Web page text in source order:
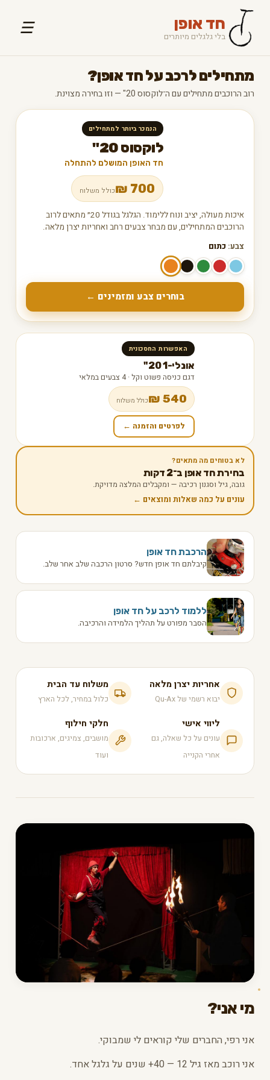
חד אופן
בלי גלגלים מיותרים ☰
מתחילים לרכב על חד אופן?
רוב הרוכבים מתחילים עם ה־לוקסוס 20" — וזו בחירה מצוינת.
הנמכר ביותר למתחילים
לוקסוס 20"
חד האופן המושלם להתחלה
700
₪כולל משלוח
איכות מעולה, יציב ונוח ללימוד. הגלגל בגודל 20״ מתאים לרוב
הרוכבים המתחילים, עם מבחר צבעים רחב ואחריות יצרן מלאה.
צבע: כתום
בוחרים צבע ומזמינים ←
האפשרות החסכונית
אונלי-1 20"
דגם כניסה פשוט וקל · 4 צבעים במלאי
540 ₪ כולל משלוח
לפרטים והזמנה ←
לא בטוחים מה מתאים?
בחירת חד אופן ב־2 דקות
גובה, גיל וסגנון רכיבה — ומקבלים המלצה מדויקת.
עונים על כמה שאלות ומוצאים ←
הרכבת חד אופן
קיבלתם חד אופן חדש? סרטון הרכבה שלב אחר שלב.
ללמוד לרכב על חד אופן
הסבר מפורט על תהליך הלמידה והרכיבה.
אחריות יצרן מלאה
יבוא רשמי של Qu-Ax
משלוח עד הבית
כלול במחיר, לכל הארץ
ליווי אישי
עונים על כל שאלה, גם
אחרי הקנייה
חלקי חילוף
מושבים, צמיגים, ארכובות
ועוד
מי אני?
אני רפי, החברים שלי קוראים לי שמבוקי.
אני רוכב מאז גיל 12 — 40+ שנים על גלגל אחד.